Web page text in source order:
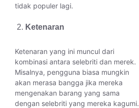
tidak populer lagi.
Ketenaran
Ketenaran yang ini muncul dari
kombinasi antara selebriti dan merek.
Misalnya, pengguna biasa mungkin
akan merasa bangga jika mereka
mengenakan barang yang sama
dengan selebriti yang mereka kagumi.